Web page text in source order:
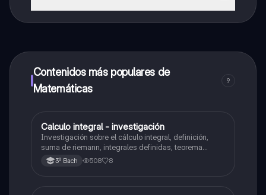
a determinadas funciones.
Contenidos más populares de
Matemáticas
9
Matemáticas
Calculo integral - investigación
Investigación sobre el cálculo integral, definición,
suma de riemann, integrales definidas, teorema
fundamental del cálculo, antiderivadas, integrales
indefinidas y ejemplos.
3º Bach 508 8